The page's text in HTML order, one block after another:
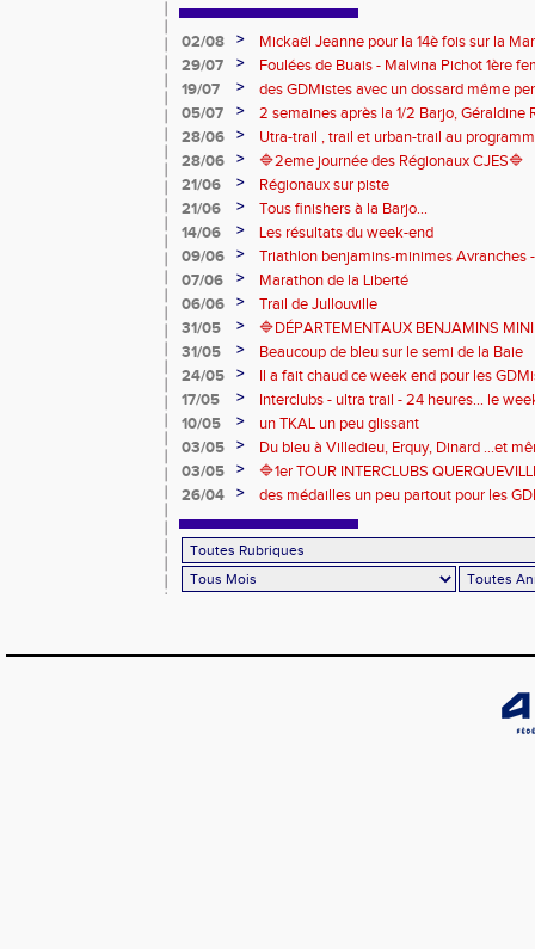
02/08 >
Mickaël Jeanne pour la 14è fois sur la
Eaux
29/07 >
Foulées de Buais - Malvina Pichot 1ère
19/07
>
des GDMistes avec un dossard même
05/07
>
2 semaines après la 1/2 Barjo, Géraldine
marche du podium du Trail de l'Ange
28/06 >
Utra-trail , trail et urban-trail au
28/06
>
🔷️2eme journée des Régionaux CJES🔷️
21/06
>
Régionaux sur piste
21/06
>
Tous finishers à la Barjo...
14/06
>
Les résultats du week-end
09/06
>
Triathlon benjamins-minimes Avranches
07/06
>
Marathon de la Liberté
06/06
>
Trail de Jullouville
31/05
>
🔷DÉPARTEMENTAUX BENJAMINS
31/05
>
Beaucoup de bleu sur le semi de la Baie
24/05
>
Il a fait chaud ce week end pour les
de compétitions
17/05 >
Interclubs - ultra trail - 24 heures... le
riche en émotions
10/05 >
un TKAL un peu glissant
03/05
>
Du bleu à Villedieu, Erquy, Dinard ...et
03/05
>
🔷️1er TOUR INTERCLUBS
26/04
>
des médailles un peu partout pour les